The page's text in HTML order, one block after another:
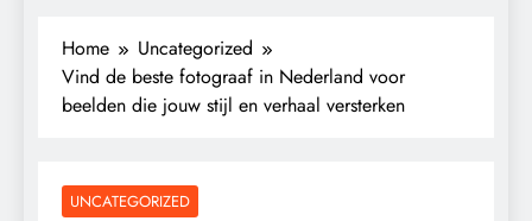
Home
Uncategorized
Vind de beste fotograaf in Nederland voor
beelden die jouw stijl en verhaal versterken
UNCATEGORIZED